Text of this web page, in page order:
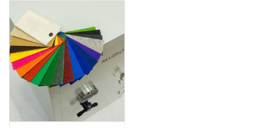
Recente projecten
Opties
Blog